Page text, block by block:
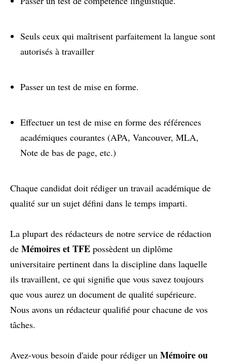
Seuls ceux qui maîtrisent parfaitement la langue sont
autorisés à travailler
Passer un test de mise en forme.
Effectuer un test de mise en forme des références
académiques courantes (APA, Vancouver, MLA,
Note de bas de page, etc.)
Chaque candidat doit rédiger un travail académique de
qualité sur un sujet défini dans le temps imparti.
La plupart des rédacteurs de notre service de rédaction
de Mémoires et TFE possèdent un diplôme
universitaire pertinent dans la discipline dans laquelle
ils travaillent, ce qui signifie que vous savez toujours
que vous aurez un document de qualité supérieure.
Nous avons un rédacteur qualifié pour chacune de vos
tâches.
Avez-vous besoin d'aide pour rédiger un Mémoire ou